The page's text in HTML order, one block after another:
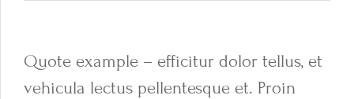
Quote example – efficitur dolor tellus, et
vehicula lectus pellentesque et. Proin